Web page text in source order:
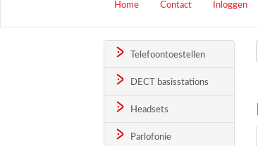
Home Contact Inloggen
Telefoontoestellen
DECT basisstations
Headsets
Parlofonie